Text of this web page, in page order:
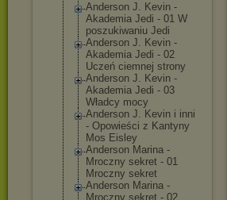
Anderson J. Kevin -
Akademia Jedi - 01 W
poszukiwaniu Jedi
Anderson J. Kevin -
Akademia Jedi - 02
Uczeń ciemnej strony
Anderson J. Kevin -
Akademia Jedi - 03
Władcy mocy
Anderson J. Kevin i inni
- Opowieści z Kantyny
Mos Eisley
Anderson Marina -
Mroczny sekret - 01
Mroczny sekret
Anderson Marina -
Mroczny sekret - 02